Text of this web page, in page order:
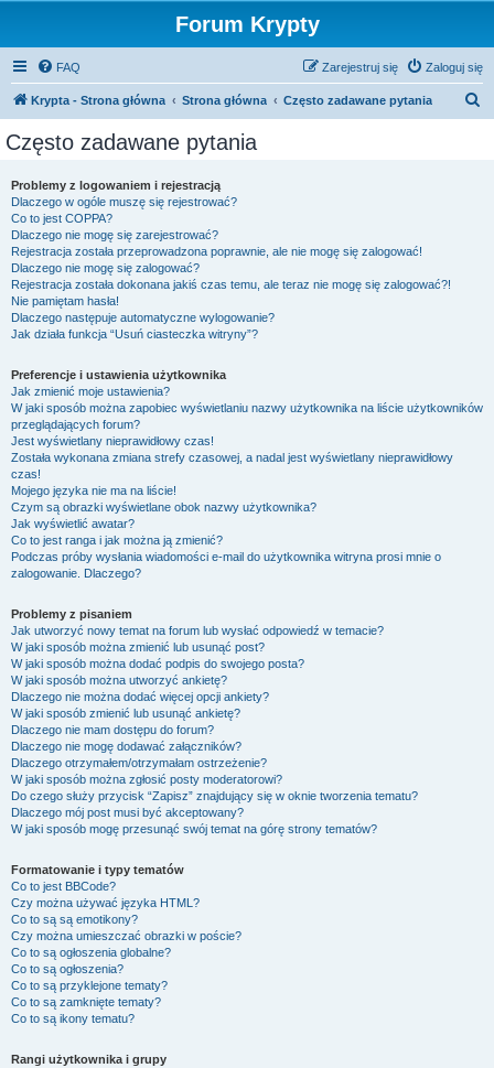
Forum Krypty
FAQ Zaloguj się
Zarejestruj się
Krypta - Strona główna Strona główna Często zadawane pytania
Często zadawane pytania
Problemy z logowaniem i rejestracją
Dlaczego w ogóle muszę się rejestrować?
Co to jest COPPA?
Dlaczego nie mogę się zarejestrować?
Rejestracja została przeprowadzona poprawnie, ale nie mogę się zalogować!
Dlaczego nie mogę się zalogować?
Rejestracja została dokonana jakiś czas temu, ale teraz nie mogę się zalogować?!
Nie pamiętam hasła!
Dlaczego następuje automatyczne wylogowanie?
Jak działa funkcja “Usuń ciasteczka witryny”?
Preferencje i ustawienia użytkownika
Jak zmienić moje ustawienia?
W jaki sposób można zapobiec wyświetlaniu nazwy użytkownika na liście użytkowników
przeglądających forum?
Jest wyświetlany nieprawidłowy czas!
Została wykonana zmiana strefy czasowej, a nadal jest wyświetlany nieprawidłowy
czas!
Mojego języka nie ma na liście!
Czym są obrazki wyświetlane obok nazwy użytkownika?
Jak wyświetlić awatar?
Co to jest ranga i jak można ją zmienić?
Podczas próby wysłania wiadomości e-mail do użytkownika witryna prosi mnie o
zalogowanie. Dlaczego?
Problemy z pisaniem
Jak utworzyć nowy temat na forum lub wysłać odpowiedź w temacie?
W jaki sposób można zmienić lub usunąć post?
W jaki sposób można dodać podpis do swojego posta?
W jaki sposób można utworzyć ankietę?
Dlaczego nie można dodać więcej opcji ankiety?
W jaki sposób zmienić lub usunąć ankietę?
Dlaczego nie mam dostępu do forum?
Dlaczego nie mogę dodawać załączników?
Dlaczego otrzymałem/otrzymałam ostrzeżenie?
W jaki sposób można zgłosić posty moderatorowi?
Do czego służy przycisk “Zapisz” znajdujący się w oknie tworzenia tematu?
Dlaczego mój post musi być akceptowany?
W jaki sposób mogę przesunąć swój temat na górę strony tematów?
Formatowanie i typy tematów
Co to jest BBCode?
Czy można używać języka HTML?
Co to są są emotikony?
Czy można umieszczać obrazki w poście?
Co to są ogłoszenia globalne?
Co to są ogłoszenia?
Co to są przyklejone tematy?
Co to są zamknięte tematy?
Co to są ikony tematu?
Rangi użytkownika i grupy